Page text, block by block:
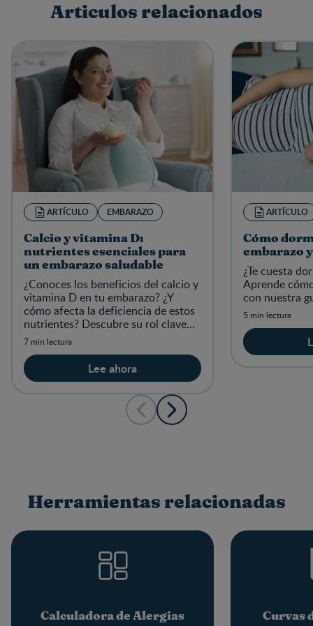
Escribe una reseña
Articulos relacionados
ARTÍCULO EMBARAZO
Calcio y vitamina D:
nutrientes esenciales para
un embarazo saludable
¿Conoces los beneficios del calcio y
vitamina D en tu embarazo? ¿Y
cómo afecta la deficiencia de estos
nutrientes? Descubre su rol clave
para tu salud y la de tu bebé.
7 min lectura
Lee ahora
ARTÍCULO
Cómo
embarazo
¿Te cuesta
Aprende
con nuestra
5 min lectura
Herramientas relacionadas
Calculadora de Alergias Curvas